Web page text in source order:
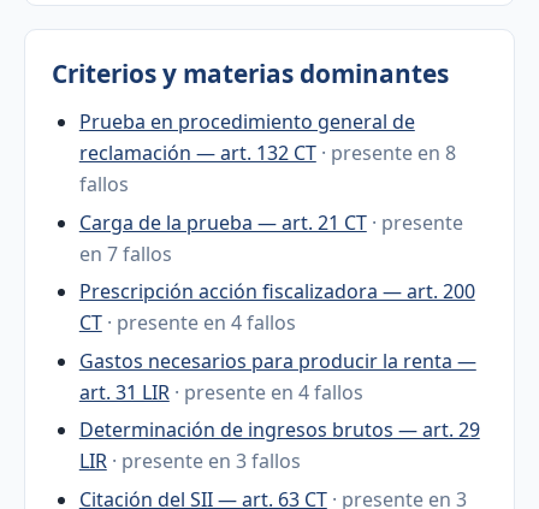
Criterios y materias dominantes
Prueba en procedimiento general de
reclamación — art. 132 CT · presente en 8
fallos
Carga de la prueba — art. 21 CT · presente
en 7 fallos
Prescripción acción fiscalizadora — art. 200
CT · presente en 4 fallos
Gastos necesarios para producir la renta —
art. 31 LIR · presente en 4 fallos
Determinación de ingresos brutos — art. 29
LIR · presente en 3 fallos
Citación del SII — art. 63 CT · presente en 3